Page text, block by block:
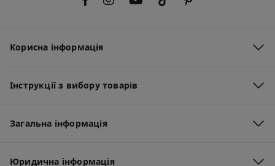
Корисна інформація
Інструкції з вибору товарів
Загальна інформація
Юридична інформація